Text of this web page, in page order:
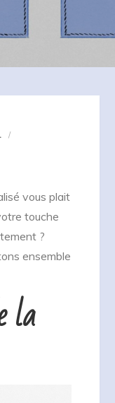
vous plait
touche
?
ensemble
la